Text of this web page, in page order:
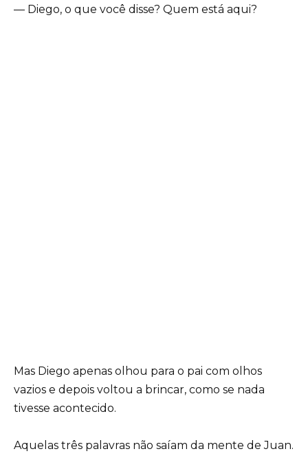
— Diego, o que você disse? Quem está aqui?
Mas Diego apenas olhou para o pai com olhos
vazios e depois voltou a brincar, como se nada
tivesse acontecido.
Aquelas três palavras não saíam da mente de Juan.